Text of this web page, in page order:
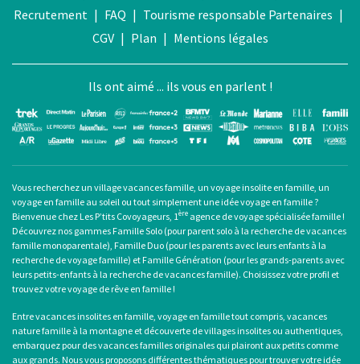
Recrutement | FAQ | Tourisme responsable Partenaires |
CGV | Plan | Mentions légales
Ils ont aimé ... ils vous en parlent !
Vous recherchez un village vacances famille , un voyage insolite en famille , un
voyage en famille au soleil ou tout simplement une idée voyage en famille ?
Bienvenue chez Les P’tits Covoyageurs, 1ère agence de voyage spécialisée famille !
Découvrez nos gammes Famille Solo (pour parent solo à la recherche devacances
famille monoparentale), Famille Duo (pour les parents avec leurs enfants à la
recherche de voyage famille) et Famille Génération (pour les grands-parents avec
leurs petits-enfants à la recherche de vacances famille). Choisissez votre profil et
trouvez votre voyage de rêve en famille !
Entrevacances insolites en famille voyage en famille tout compris , vacances
nature famille à la montagne et découverte de villages insolites ou authentiques,
embarquez pour desvacances familles originales qui plairont aux petits comme
aux grands. Nous vous proposons différentes thématiques pour trouver votre idée